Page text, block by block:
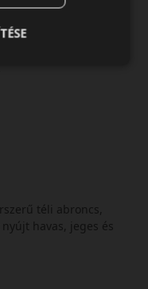
téli abroncs,
havas, jeges és